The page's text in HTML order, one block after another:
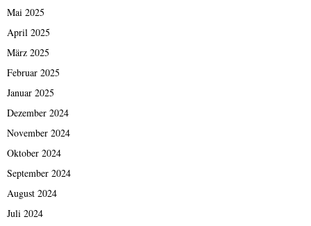
Mai 2025
April 2025
März 2025
Februar 2025
Januar 2025
Dezember 2024
November 2024
Oktober 2024
September 2024
August 2024
Juli 2024